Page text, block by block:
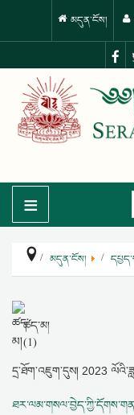
མདུན་ངོས།
≡
མདུན་ངོས།
ཚད་མ།
(1)
དྲ་ཐོག་འཇུག་དུས། 2023